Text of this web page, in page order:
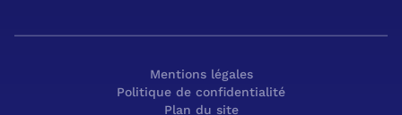
Mentions légales
Politique de confidentialité
Plan du site